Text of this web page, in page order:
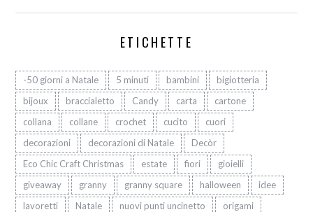
ETICHETTE
-50 giorni a Natale 5 minuti bambini
bigiotteria
bijoux
braccialetto Candy carta
cartone
collana
collane crochet cucito
cuori
decorazioni
decorazioni di Natale
Decòr
Eco Chic Craft Christmas
estate fiori
gioielli
giveaway
granny granny square halloween
idee
lavoretti
Natale nuovi punti uncinetto
origami